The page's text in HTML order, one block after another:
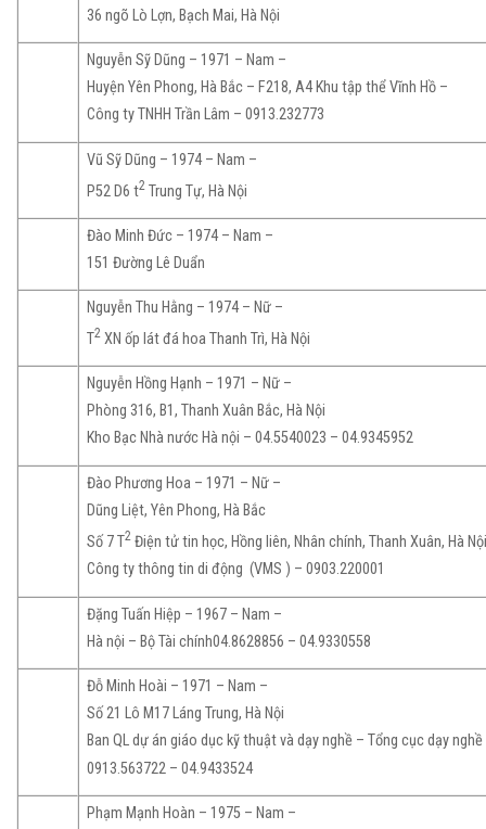
36 ngõ Lò Lợn, Bạch Mai, Hà Nội
Nguyễn Sỹ Dũng – 1971 – Nam –
Huyện Yên Phong, Hà Bắc – F218, A4 Khu tập thể Vĩnh Hồ –
Công ty TNHH Trần Lâm – 0913.232773
Vũ Sỹ Dũng – 1974 – Nam –
P52 D6 t2 Trung Tự, Hà Nội
Đào Minh Đức – 1974 – Nam –
151 Đường Lê Duẩn
Nguyễn Thu Hằng – 1974 – Nữ –
T2 XN ốp lát đá hoa Thanh Trì, Hà Nội
Nguyễn Hồng Hạnh – 1971 – Nữ –
Phòng 316, B1, Thanh Xuân Bắc, Hà Nội
Kho Bạc Nhà nước Hà nội – 04.5540023 – 04.9345952
Đào Phương Hoa – 1971 – Nữ –
Dũng Liệt, Yên Phong, Hà Bắc
Số 7 T2 Điện tử tin học, Hồng liên, Nhân chính, Thanh Xuân, Hà
Công ty thông tin di động (VMS ) – 0903.220001
Đặng Tuấn Hiệp – 1967 – Nam –
Hà nội – Bộ Tài chính04.8628856 – 04.9330558
Đỗ Minh Hoài – 1971 – Nam –
Số 21 Lô M17 Láng Trung, Hà Nội
Ban QL dự án giáo dục kỹ thuật và dạy nghề – Tổng cục dạy nghề
0913.563722 – 04.9433524
Phạm Mạnh Hoàn – 1975 – Nam –